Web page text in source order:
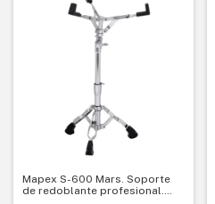
Mapex S-600 Mars. Soporte
de redoblante profesional.